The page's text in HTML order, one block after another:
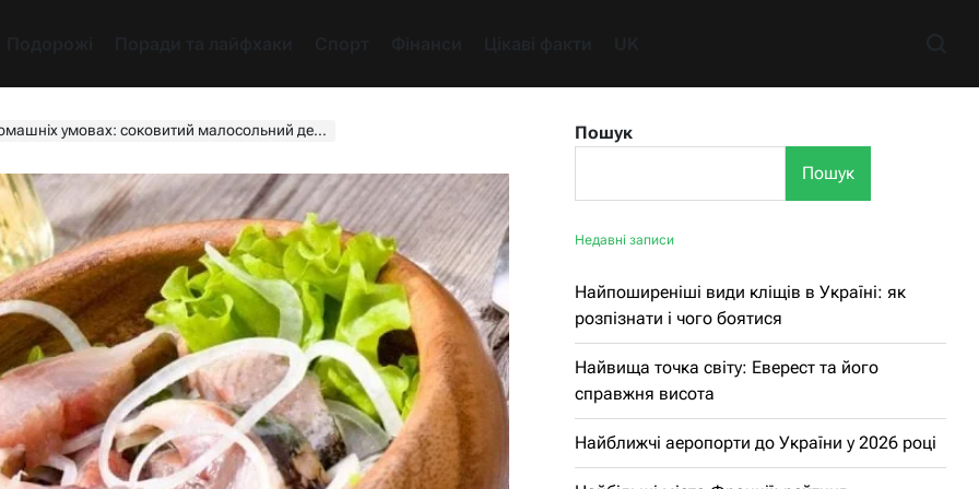
умовах: соковитий малосольний делікатес
Пошук
Пошук
Недавні записи
Найпоширеніші види кліщів в Україні: як
розпізнати і чого боятися
Найвища точка світу: Еверест та його
справжня висота
Найближчі аеропорти до України у 2026 році